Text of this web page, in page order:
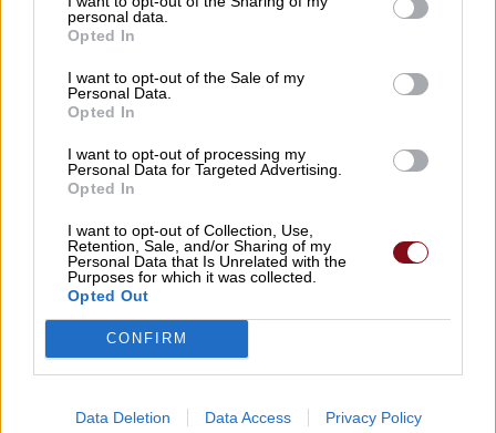
personal data.
Opted In
I want to opt-out of the Sale of my
Personal Data.
Opted In
I want to opt-out of processing my
Personal Data for Targeted Advertising.
Opted In
I want to opt-out of Collection, Use,
Retention, Sale, and/or Sharing of my
Personal Data that Is Unrelated with the
Purposes for which it was collected.
Opted Out
CONFIRM
Data Deletion Data Access Privacy Policy
χρηματοδότηση 1,2 εκατ. € για το
Δημοτικό Κτίριο Συκουρίου»
08/08/2026 , 10:53
στην Κρήτη ζητά… τιμή για να ασελγήσει
σε ανήλικη, τι καταγγέλλει ο ιδιοκτήτης
επιχείρησης
08/08/2026 , 10:39
ΣΥΦΩΕΛ: Χάθηκαν 153,74 εκατ. € για τις
μπαταρίες – Μεγάλη απώλεια για τις
μικρές επιχειρήσεις
08/08/2026 , 10:38